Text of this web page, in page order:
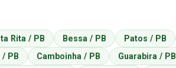
Rita / PB Bessa / PB Patos / PB
PB Camboinha / PB
Guarabira / PB